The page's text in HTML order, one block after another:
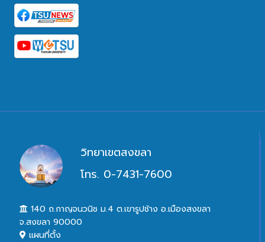
วิทยาเขตสงขลา
โทร. 0-7431-7600
140 ถ.กาญจนวนิช ม.4 ต.เขารูปช้าง อ.เมืองสงขลา
จ.สงขลา 90000
แผนที่ตั้ง